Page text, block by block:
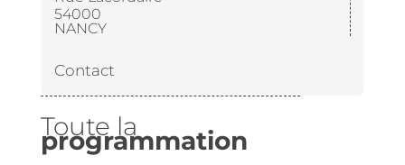
54000
NANCY
Contact
Toute la
programmation